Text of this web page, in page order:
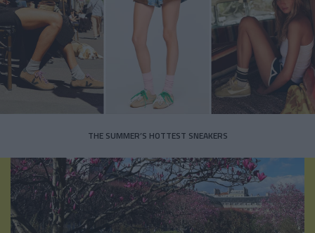
THE SUMMER’S HOTTEST SNEAKERS